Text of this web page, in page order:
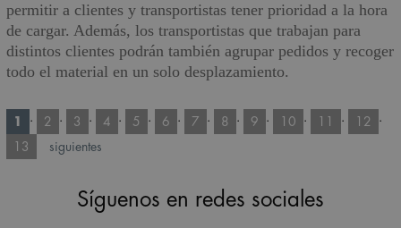
permitir a clientes y transpor­tistas tener prioridad a la hora
de cargar. Además, los transportistas que trabajan para
distintos clientes podrán también agrupar pedidos y recoger
todo el material en un solo desplazamiento.
1 · 2 · 3 · 4 · 5 · 6 · 7 · 8 · 9 · 10 · · 12 ·
13 siguientes
Síguenos en redes sociales